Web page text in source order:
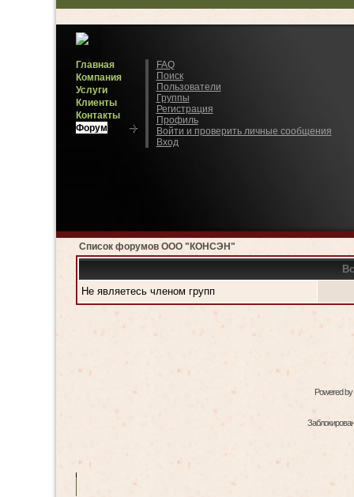
Главная
Компания
Услуги
Клиенты
Контакты
Форум
FAQ
Поиск
Пользователи
Группы
Регистрация
Профиль
Войти и проверить личные сообщения
Вход
Список форумов ООО "КОНСЭН"
Не являетесь членом групп
Powered by